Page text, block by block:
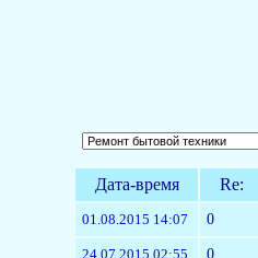
Дата-время Re:
01.08.2015 14:07 0
24.07.2015 02:55 0